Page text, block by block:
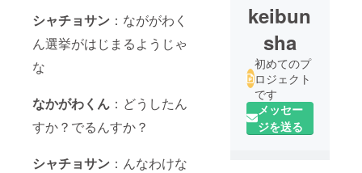
シャチョサン ：なががわく
ん選挙がはじまるようじゃ
な
なかがわくん ：どうしたん
すか？でるんすか？
シャチョサン ：んなわけな
keibun
sha
初めてのプ
ロジェクト
です
メッセー
ジを送る